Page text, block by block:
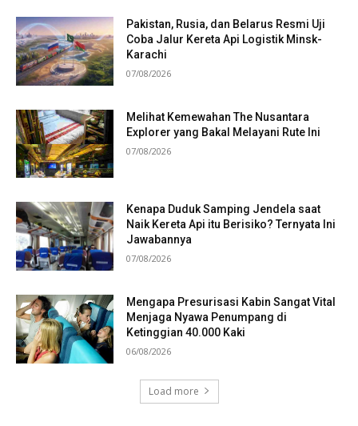
Pakistan, Rusia, dan Belarus Resmi Uji
Coba Jalur Kereta Api Logistik Minsk-
Karachi
07/08/2026
Melihat Kemewahan The Nusantara
Explorer yang Bakal Melayani Rute Ini
07/08/2026
Kenapa Duduk Samping Jendela saat
Naik Kereta Api itu Berisiko? Ternyata Ini
Jawabannya
07/08/2026
Mengapa Presurisasi Kabin Sangat Vital
Menjaga Nyawa Penumpang di
Ketinggian 40.000 Kaki
06/08/2026
Load more